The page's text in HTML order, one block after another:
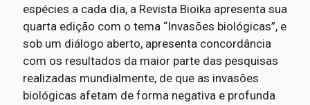
espécies a cada dia, a Revista Bioika apresenta sua
quarta edição com o tema “Invasões biológicas”, e
sob um diálogo aberto, apresenta concordância
com os resultados da maior parte das pesquisas
realizadas mundialmente, de que as invasões
biológicas afetam de forma negativa e profunda